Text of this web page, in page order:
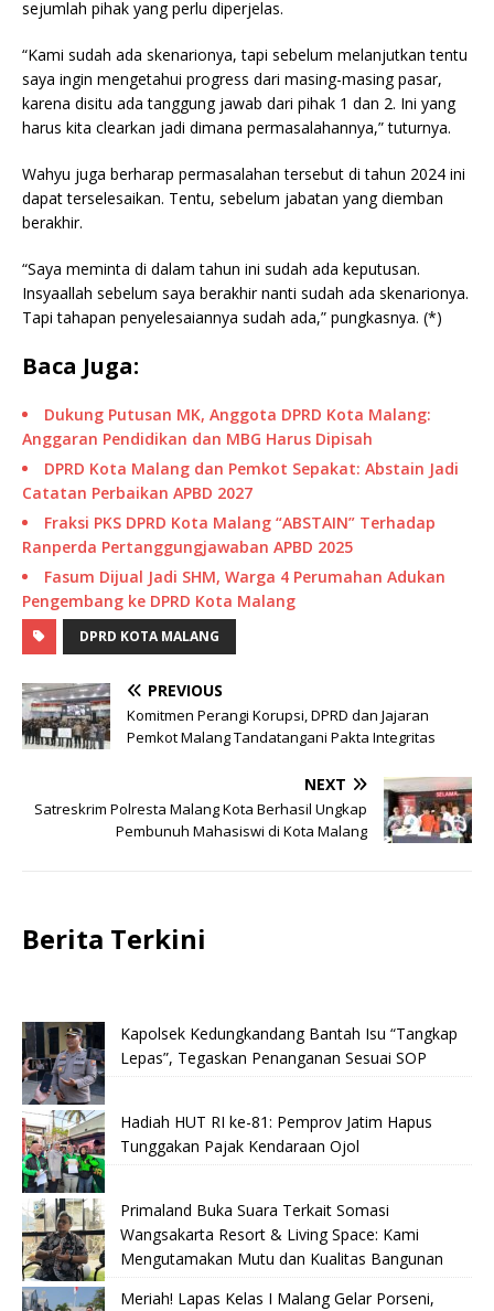
sejumlah pihak yang perlu diperjelas.
“Kami sudah ada skenarionya, tapi sebelum melanjutkan tentu
saya ingin mengetahui progress dari masing-masing pasar,
karena disitu ada tanggung jawab dari pihak 1 dan 2. Ini yang
harus kita clearkan jadi dimana permasalahannya,” tuturnya.
Wahyu juga berharap permasalahan tersebut di tahun 2024 ini
dapat terselesaikan. Tentu, sebelum jabatan yang diemban
berakhir.
“Saya meminta di dalam tahun ini sudah ada keputusan.
Insyaallah sebelum saya berakhir nanti sudah ada skenarionya.
Tapi tahapan penyelesaiannya sudah ada,” pungkasnya. (*)
Baca Juga:
Dukung Putusan MK, Anggota DPRD Kota Malang:
Anggaran Pendidikan dan MBG Harus Dipisah
DPRD Kota Malang dan Pemkot Sepakat: Abstain Jadi
Catatan Perbaikan APBD 2027
Fraksi PKS DPRD Kota Malang “ABSTAIN” Terhadap
Ranperda Pertanggungjawaban APBD 2025
Fasum Dijual Jadi SHM, Warga 4 Perumahan Adukan
Pengembang ke DPRD Kota Malang
DPRD KOTA MALANG
PREVIOUS
Komitmen Perangi Korupsi, DPRD dan Jajaran
Pemkot Malang Tandatangani Pakta Integritas
NEXT
Satreskrim Polresta Malang Kota Berhasil Ungkap
Pembunuh Mahasiswi di Kota Malang
Berita Terkini
Kapolsek Kedungkandang Bantah Isu “Tangkap
Lepas”, Tegaskan Penanganan Sesuai SOP
Hadiah HUT RI ke-81: Pemprov Jatim Hapus
Tunggakan Pajak Kendaraan Ojol
Primaland Buka Suara Terkait Somasi
Wangsakarta Resort & Living Space: Kami
Mengutamakan Mutu dan Kualitas Bangunan
Meriah! Lapas Kelas I Malang Gelar Porseni,